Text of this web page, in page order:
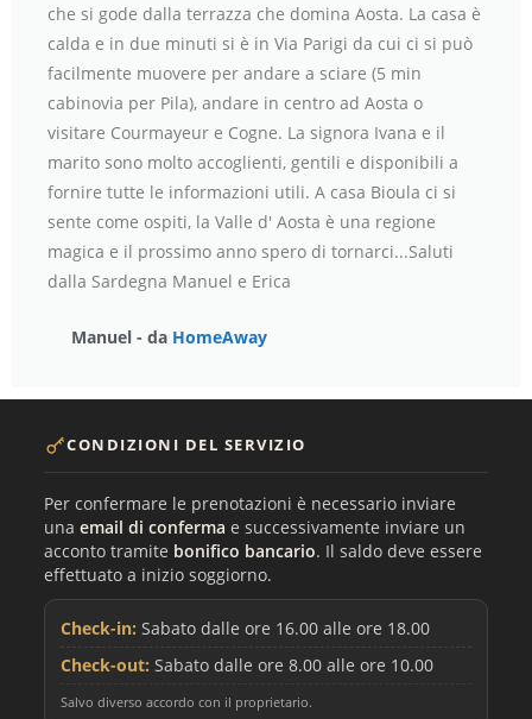
che si gode dalla terrazza che domina Aosta. La casa è
calda e in due minuti si è in Via Parigi da cui ci si può
facilmente muovere per andare a sciare (5 min
cabinovia per Pila), andare in centro ad Aosta o
visitare Courmayeur e Cogne. La signora Ivana e il
marito sono molto accoglienti, gentili e disponibili a
fornire tutte le informazioni utili. A casa Bioula ci si
sente come ospiti, la Valle d' Aosta è una regione
magica e il prossimo anno spero di tornarci...Saluti
dalla Sardegna Manuel e Erica
Manuel - da HomeAway
CONDIZIONI DEL SERVIZIO
Per confermare le prenotazioni è necessario inviare
unaemail di conferma e successivamente inviare un
acconto tramite bonifico bancario. Il saldo deve essere
effettuato a inizio soggiorno.
Check-in: Sabato dalle ore 16.00 alle ore 18.00
Check-out: Sabato dalle ore 8.00 alle ore 10.00
Salvo diverso accordo con il proprietario.